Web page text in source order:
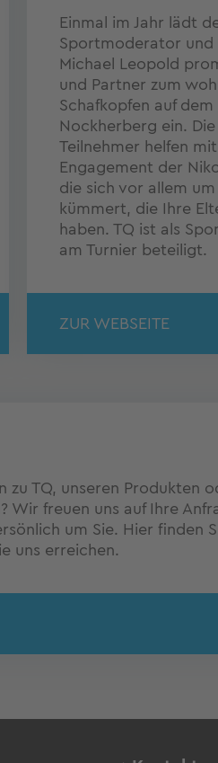
Einmal im Jahr lädt
Sportmoderator
Michael Leopold
und Partner zum
Schafkopfen auf dem
Nockherberg ein.
Teilnehmer helfen
Engagement der
die sich vor allem
kümmert, die Ihre
haben. TQ ist als
am Turnier beteiligt.
ZUR WEBSEITE
zu TQ, unseren Produkten
Wir freuen uns auf Ihre
um Sie. Hier finden
uns erreichen.